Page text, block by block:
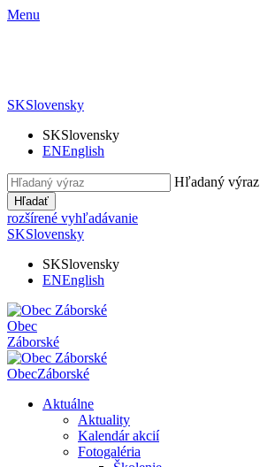
Menu
SKSlovensky
SKSlovensky
ENEnglish
Hľadaný výraz
Hľadať
rozšírené vyhľadávanie
SKSlovensky
SKSlovensky
ENEnglish
Obec
Záborské
ObecZáborské
Aktuálne
Aktuality
Kalendár akcií
Fotogaléria